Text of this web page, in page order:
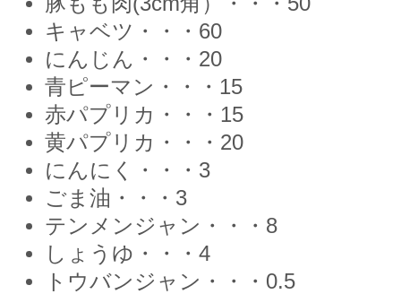
キャベツ・・・60
にんじん・・・20
青ピーマン・・・15
赤パプリカ・・・15
黄パプリカ・・・20
にんにく・・・3
ごま油・・・3
テンメンジャン・・・8
しょうゆ・・・4
トウバンジャン・・・0.5